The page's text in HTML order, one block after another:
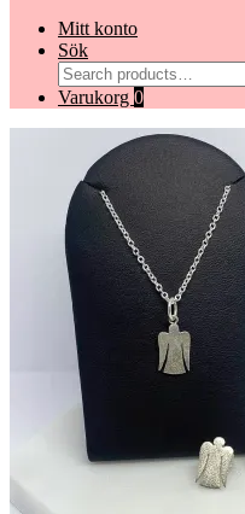
Mitt konto
Sök
Search
for:
Varukorg 0